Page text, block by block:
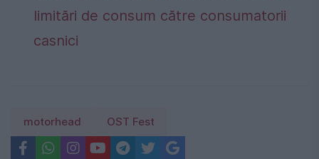
limitări de consum către consumatorii
casnici
motorhead OST Fest